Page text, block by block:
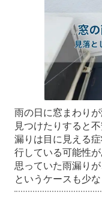
雨の日に窓まわり
見つけたりすると
漏りは目に見える
行している可能性
思っていた雨漏り
というケースも少